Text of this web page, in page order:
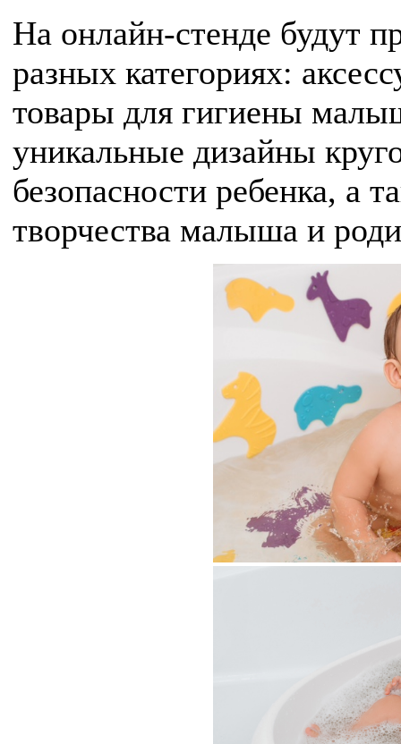
На онлайн-стенде будут
разных категориях:
товары для гигиены
уникальные дизайны
безопасности ребенка, а
творчества малыша и